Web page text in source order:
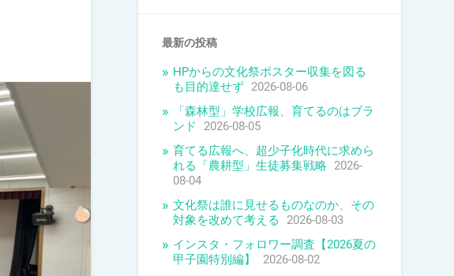
最新の投稿
HPからの文化祭ポスター収集を図る
も目的達せず 2026-08-06
「森林型」学校広報、育てるのはブラ
ンド
2026-08-05
育てる広報へ、超少子化時代に求めら
れる「農耕型」生徒募集戦略 2026-
08-04
文化祭は誰に見せるものなのか、その
対象を改めて考える
2026-08-03
インスタ・フォロワー調査【2026夏の
甲子園特別編】
2026-08-02